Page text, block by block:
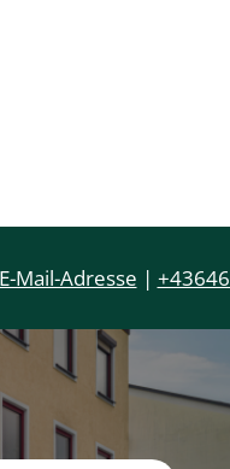
E-Mail-Adresse |